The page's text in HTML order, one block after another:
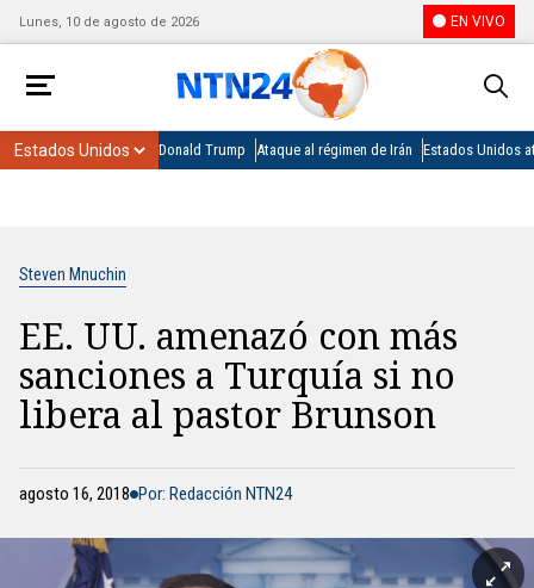
Lunes, 10 de agosto de 2026 EN VIVO
Donald Trump Ataque al régimen de Irán Estados Unidos
Steven Mnuchin
EE. UU. amenazó con más
sanciones a Turquía si no
libera al pastor Brunson
agosto 16, 2018 Por: Redacción NTN24